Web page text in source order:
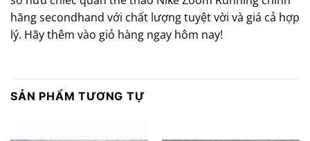
hãng secondhand với chất lượng tuyệt vời và giá cả hợp
lý. Hãy thêm vào giỏ hàng ngay hôm nay!
SẢN PHẨM TƯƠNG TỰ